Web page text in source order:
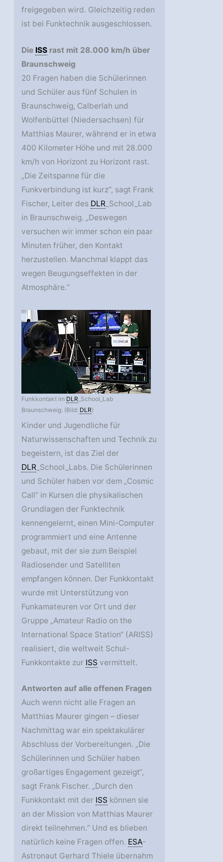
freigegeben wird. Gleichzeitig reden
ist bei Funktechnik ausgeschlossen.
Die ISS rast mit 28.000 km/h über
Braunschweig
20 Fragen haben die Schülerinnen
und Schüler aus fünf Schulen in
Braunschweig, Calberlah und
Wolfenbüttel (Niedersachsen) für
Matthias Maurer, während er in etwa
400 Kilometer Höhe und mit 28.000
km/h von Horizont zu Horizont rast.
„Die Zeitspanne für die
Funkverbindung ist kurz“, sagt Frank
Fischer, Leiter des DLR _School_Lab
in Braunschweig. „Deswegen
versuchen wir immer schon ein paar
Minuten früher, den Kontakt
herzustellen. Manchmal klappt das
wegen Beugungseffekten in der
Atmosphäre.“
Funkkontakt im DLR _School_Lab
Braunschweig. (Bild: DLR)
Kinder und Jugendliche für
Naturwissenschaften und Technik zu
begeistern, ist das Ziel der
DLR _School_Labs. Die Schülerinnen
und Schüler haben vor dem „Cosmic
Call“ in Kursen die physikalischen
Grundlagen der Funktechnik
kennengelernt, einen Mini-Computer
programmiert und eine Antenne
gebaut, mit der sie zum Beispiel
Radiosender und Satelliten
empfangen können. Der Funkkontakt
wurde mit Unterstützung von
Funkamateuren vor Ort und der
Gruppe „Amateur Radio on the
International Space Station“ (ARISS)
realisiert, die weltweit Schul-
Funkkontakte zur ISS vermittelt.
Antworten auf alle offenen Fragen
Auch wenn nicht alle Fragen an
Matthias Maurer gingen – dieser
Nachmittag war ein spektakulärer
Abschluss der Vorbereitungen. „Die
Schülerinnen und Schüler haben
großartiges Engagement gezeigt“,
sagt Frank Fischer. „Durch den
Funkkontakt mit der ISS können sie
an der Mission von Matthias Maurer
direkt teilnehmen.“ Und es blieben
natürlich keine Fragen offen. ESA-
Astronaut Gerhard Thiele übernahm